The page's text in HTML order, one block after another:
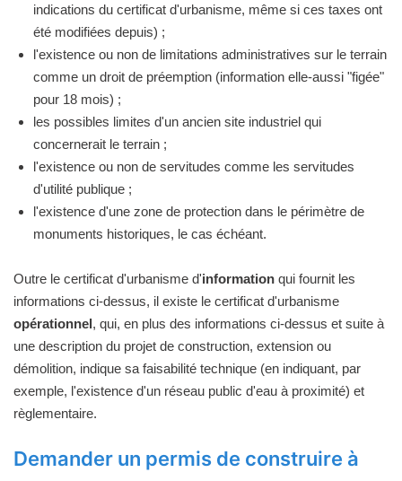
indications du certificat d'urbanisme, même si ces taxes ont
été modifiées depuis) ;
l'existence ou non de limitations administratives sur le terrain
comme un droit de préemption (information elle-aussi "figée"
pour 18 mois) ;
les possibles limites d'un ancien site industriel qui
concernerait le terrain ;
l'existence ou non de servitudes comme les servitudes
d'utilité publique ;
l'existence d'une zone de protection dans le périmètre de
monuments historiques, le cas échéant.
Outre le certificat d'urbanisme d'information qui fournit les
informations ci-dessus, il existe le certificat d'urbanisme
opérationnel, qui, en plus des informations ci-dessus et suite à
une description du projet de construction, extension ou
démolition, indique sa faisabilité technique (en indiquant, par
exemple, l'existence d'un réseau public d'eau à proximité) et
règlementaire.
Demander un permis de construire à